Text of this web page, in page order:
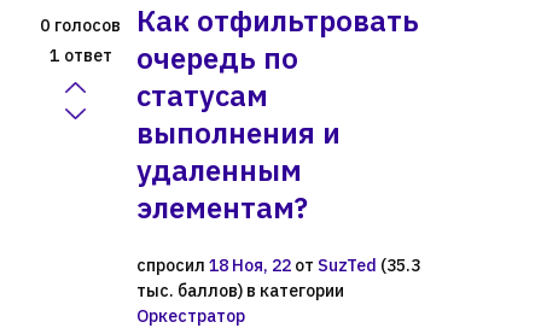
0 голосов
1 ответ
Как отфильтровать
очередь по
статусам
выполнения и
удаленным
элементам?
спросил 18 Ноя, 22 от SuzTed (35.3
тыс. баллов) в категории
Оркестратор